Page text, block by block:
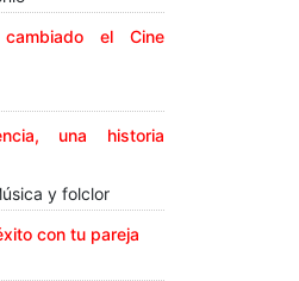
el Cine
una historia
y folclor
con tu pareja